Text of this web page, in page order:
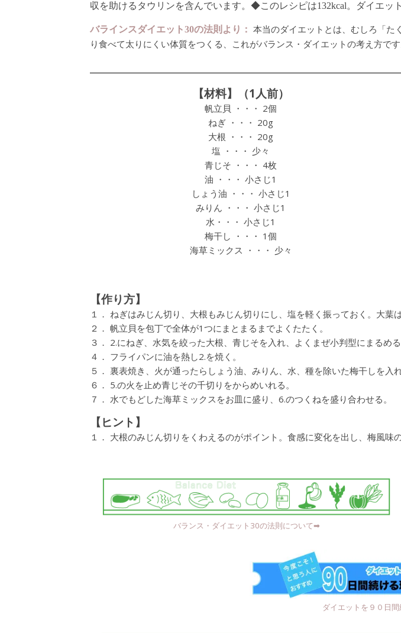
収を助けるタウリンを含んでいます。◆このレシピは132kcal。ダイエッ
バラインスダイエット30の法則より： 本当のダイエットとは、むしろ「た
り食べて太りにくい体質をつくる、これがバランス・ダイエットの考え方です
【材料】（1人前）
帆立貝 ・・・ 2個
ねぎ ・・・ 20g
大根 ・・・ 20g
塩 ・・・ 少々
青じそ ・・・ 4枚
油 ・・・ 小さじ1
しょう油 ・・・ 小さじ1
みりん ・・・ 小さじ1
水・・・ 小さじ1
梅干し ・・・ 1個
海草ミックス ・・・ 少々
【作り方】
１． ねぎはみじん切り、大根もみじん切りにし、塩を軽く振っておく。大葉
２． 帆立貝を包丁で全体が1つにまとまるまでよくたたく。
３． 2.にねぎ、水気を絞った大根、青じそを入れ、よくまぜ小判型にまるめる
４． フライパンに油を熱し2.を焼く。
５． 裏表焼き、火が通ったらしょう油、みりん、水、種を除いた梅干しを入
６． 5.の火を止め青じその千切りをからめいれる。
７． 水でもどした海草ミックスをお皿に盛り、6.のつくねを盛り合わせる。
【ヒント】
１． 大根のみじん切りをくわえるのがポイント。食感に変化を出し、梅風味
バランス・ダイエット30の法則について➡︎
ダイエットを９０日